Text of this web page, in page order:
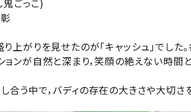
ごっこ)
り上がりを見せたのが「キャッシュ」でし
ョンが自然と深まり，笑顔の絶えない時間
合う中で，バディの存在の大きさや大切さ